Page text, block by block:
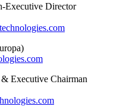
Executive Director
Executive Chairman